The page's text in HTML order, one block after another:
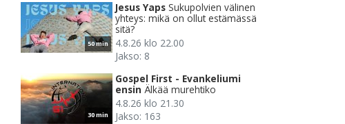
50 min
Jesus Yaps Sukupolvien välinen
yhteys: mikä on ollut estämässä
sitä?
4.8.26 klo 22.00
Jakso: 8
30 min
Gospel First - Evankeliumi
ensin Älkää murehtiko
4.8.26 klo 21.30
Jakso: 163